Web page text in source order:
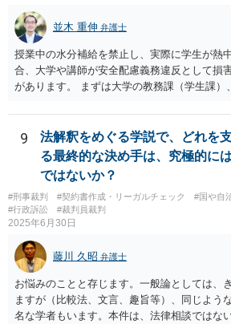
並木 重伸 弁護士
授業中の水分補給を禁止し、実際に学生が熱
合、大学や講師が安全配慮義務違反として損
があります。 まずは大学の教務課（学生課）
大学側から教師へ指導を入れてもらうのが一
す。
9
法解釈をめぐる学説で、どれを
る最終的な決め手は、究極的に
ではないか？
#刑事裁判 #契約書作成・リーガルチェック #国や自
#行政訴訟
#裁判員裁判
2025年6月30日
藤川 久昭 弁護士
お悩みのことと存じます。一般論としては、
ますが（比較法、文言、趣旨等）、同じよう
名な学者もいます。本件は、法律相談ではな